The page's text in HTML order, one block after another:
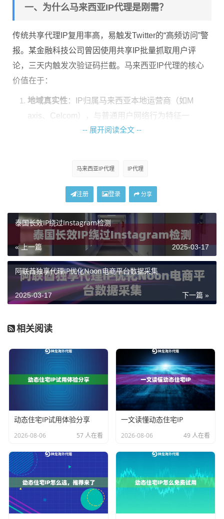
一、为什么马来西亚IP代理是刚需？
传统共享代理IP复用率高，易触发Twitter的“高频访问”警
报。某金融科技公司曾因使用共享IP批量抓取用户评
论，三天内触发次验证码拦截。马来西亚IP代理的核心
价值在于：
地域真实性：IP归属马来西亚本地运营商（如M
axis、Celcom），与普通用户网络行为特征一
致，抓取数据偏差率降低至3%以下。
多任务交叉污染。例如，神龙海外代理IP支持为
资源可控性：IP存活周期可自定义（6-24小
时），匹配不同采集强度需求。某舆情团队在大
选话题监测中，通过固定IP存活小时/次，数据
完整率提升至9%。
二、配置三要素与实战参数
低协议特征识别概率。建议搭配随机化请求间隔
（2-秒波动）与动态UA头（如三星Galaxy S2
：对敏感字段（如用户ID、地理位置）
启用加密传输，避免中间人截取数据。
神龙海外代理IP提供两种智能模式：
：提前锁定20-50个IP按序轮换，适
合定向追踪特定账号（如政要、KOL）。
-- 展开阅读全文 --
马来西亚IP代理 IP代理
注册 登录 分享
泰国长效IP绕过Instagram检测
« 上一篇 2025-03-17
阿联酋独享代理IP优化Noon电商平台数据采集
下一篇 »
2025-03-17
相关阅读
动态住宅IP试用体验分享
2026-08-06 57 人在看
一文读懂动态住宅IP
2026-08-06 49 人在看